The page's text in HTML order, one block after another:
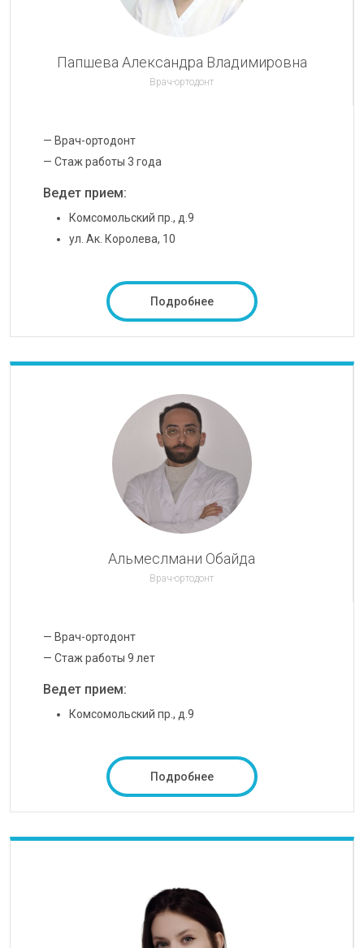
Папшева Александра Владимировна
Врач-ортодонт
— Врач-ортодонт
— Стаж работы 3 года
Ведет прием:
Комсомольский пр., д.9
ул. Ак. Королева, 10
Подробнее
Альмеслмани Обайда
Врач-ортодонт
— Врач-ортодонт
— Стаж работы 9 лет
Ведет прием:
Комсомольский пр., д.9
Подробнее